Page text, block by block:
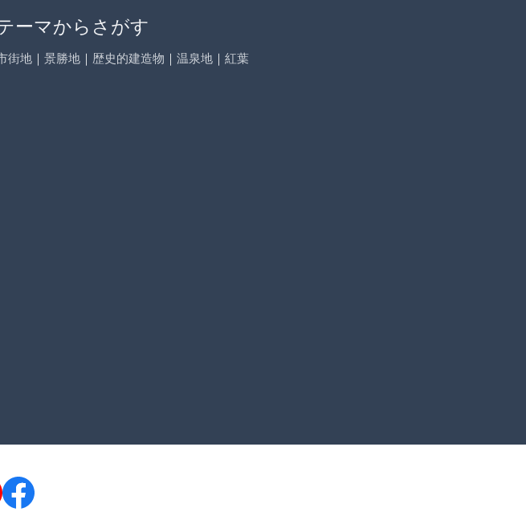
ーマからさがす
街地 ｜ 景勝地 ｜ 歴史的建造物 ｜ 温泉地 ｜ 紅葉